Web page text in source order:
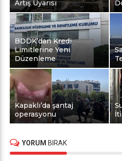
Artış Uyarısı
BDDK’dan Kredi
Limitlerine Yeni
Düzenleme
Kapaklı’da şantaj
operasyonu
YORUM BIRAK